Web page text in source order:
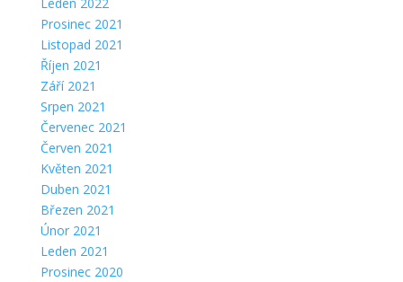
Prosinec 2021
Listopad 2021
Říjen 2021
Září 2021
Srpen 2021
Červenec 2021
Červen 2021
Květen 2021
Duben 2021
Březen 2021
Únor 2021
Leden 2021
Prosinec 2020